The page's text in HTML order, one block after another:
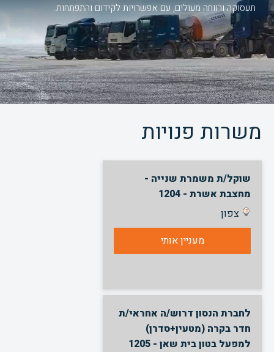
תעסוקה ורווחה מעולים, עם אפשרויות לקידום והתפתחות.
משרות פנויות
שוקל/ת משמרת שנייה -
מחצבת אשרת - 1204
צפון
מעניין אותי
לחברת הנסון דרוש/ה אחראי/ת
חדר בקרה (מטעין+סדרן)
למפעל בטון בית שאן - 1205